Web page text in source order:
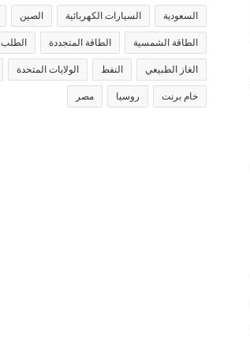
السعودية السيارات الكهربائية الصين
الطاقة الشمسية الطاقة المتجددة الطلب
الغاز الطبيعي النفط الولايات المتحدة
خام برنت روسيا مصر